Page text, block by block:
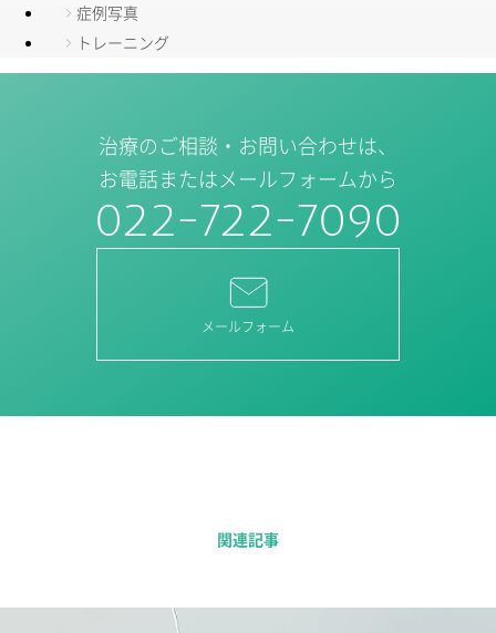
症例写真
トレーニング
治療のご相談・お問い合わせは、
お電話またはメールフォームから
022-722-7090
メールフォーム
関連記事